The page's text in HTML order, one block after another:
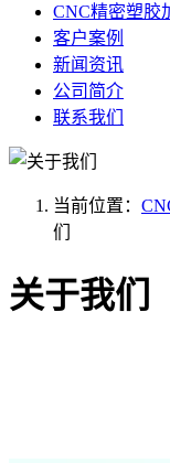
CNC精密塑胶
客户案例
新闻资讯
公司简介
联系我们
当前位置：
们
关于我们